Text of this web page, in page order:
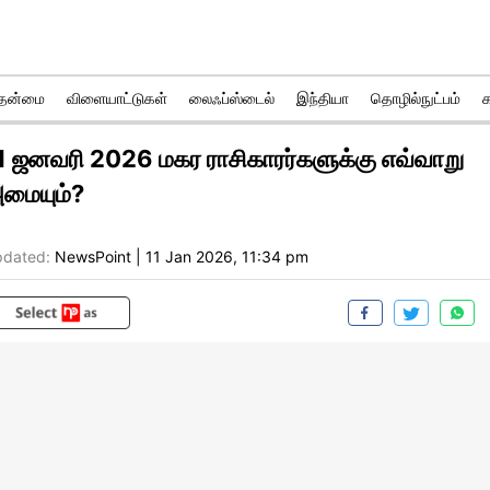
விளையாட்டுகள் லைஃப்ஸ்டைல் இந்தியா தொழில்நுட்பம்
ஜனவரி 2026 மகர ராசிகாரர்களுக்கு எவ்வாறு
NewsPoint 11 Jan 2026, 11:34 pm